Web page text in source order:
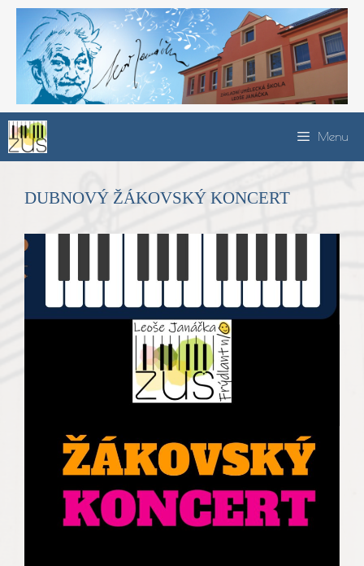
Přeskočit
Menu
DUBNOVÝ ŽÁKOVSKÝ KONCERT